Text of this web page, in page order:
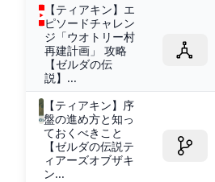
【ティアキン】エ
ピソードチャレン
ジ「ウオトリー村
再建計画」 攻略
【ゼルダの伝
説】...
【ティアキン】序
盤の進め方と知っ
ておくべきこと
【ゼルダの伝説テ
ィアーズオブザキ
ン...